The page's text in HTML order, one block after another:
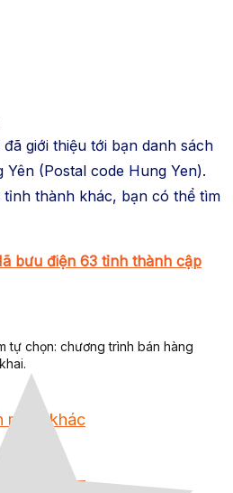
tự chọn: chương trình bán hàng
mềm khác
mềm khác
giới thiệu tới bạn danh sách
(Postal code Hung Yen).
thành khác, bạn có thể tìm
bưu điện 63 tỉnh thành cập